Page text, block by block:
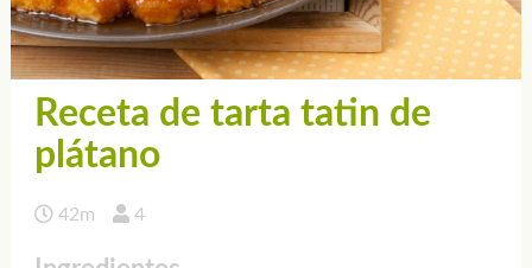
Receta de tarta tatin de
plátano
42m 4